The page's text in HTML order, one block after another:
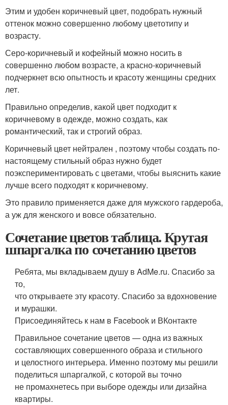
Этим и удобен коричневый цвет, подобрать нужный
оттенок можно совершенно любому цветотипу и
возрасту.
Серо-коричневый и кофейный можно носить в
совершенно любом возрасте, а красно-коричневый
подчеркнет всю опытность и красоту женщины средних
лет.
Правильно определив, какой цвет подходит к
коричневому в одежде, можно создать, как
романтический, так и строгий образ.
Коричневый цвет нейтрален , поэтому чтобы создать по-
настоящему стильный образ нужно будет
поэкспериментировать с цветами, чтобы выяснить какие
лучше всего подходят к коричневому.
Это правило применяется даже для мужского гардероба,
а уж для женского и вовсе обязательно.
Сочетание цветов таблица. Крутая
шпаргалка по сочетанию цветов
Ребята, мы вкладываем душу в AdMe.ru. Cпасибо за
то,
что открываете эту красоту. Спасибо за вдохновение
и мурашки.
Присоединяйтесь к нам в Facebook и ВКонтакте
Правильное сочетание цветов — одна из важных
составляющих совершенного образа и стильного
и целостного интерьера. Именно поэтому мы решили
поделиться шпаргалкой, с которой вы точно
не промахнетесь при выборе одежды или дизайна
квартиры.